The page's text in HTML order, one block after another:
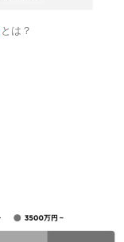
とは？